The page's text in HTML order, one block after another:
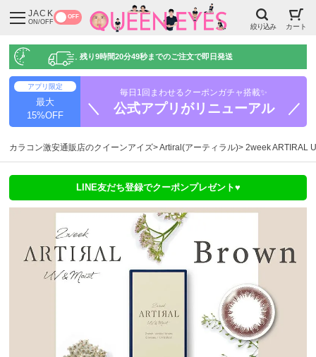
JACK
ON/OFF
OFF
絞り込み カート
残り9時間20分49秒までのご注文で即日発送
アプリ限定
最大
15%OFF
毎日1回まわせるクーポンガチャ搭載✨
＼ 公式アプリがリニューアル ／
カラコン激安通販店のクイーンアイズ Artiral(アーティラル) 2week ARTIRAL
LINE友だち登録でクーポンプレゼント♥